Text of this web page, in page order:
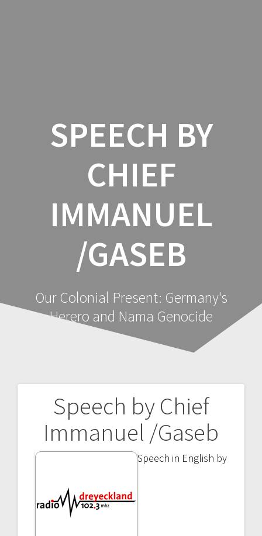
SPEECH BY
CHIEF
IMMANUEL
/GASEB
Our Colonial Present: Germany's
Herero and Nama Genocide
Speech by Chief
Immanuel /Gaseb
Speech in English by
Beitragsnavigation